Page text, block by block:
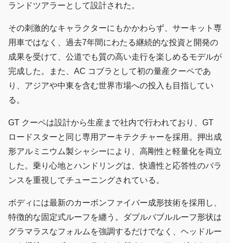
ランドツアラーとして設計された。
その刺激的なキャラクターにもかかわらず、サーキット専
用車ではなく、過去7年間にわたる継続的な投資と開発の
成果を受けて、公道でも質の高い走行を楽しめるモデルが
完成した。また、AC コブラとして初の量産クーペであ
り、アジアや中東を含む世界市場への投入も目指してい
る。
GT クーペは設計から生産まで社内で行われており、GT
ロードスターと同じ専用アーキテクチャーを採用。押出成
形アルミニウム製シャシーにより、高剛性と軽量化を両立
した。乗り心地とハンドリングは、快適性と応答性のバラ
ンスを重視してチューニングされている。
ボディには最新のカーボンファイバー成形技術を採用し、
特徴的な固定式ルーフを纏う。ダブルバブルルーフ形状は
グラマラスなフォルムを強調するだけでなく、ヘッドルー